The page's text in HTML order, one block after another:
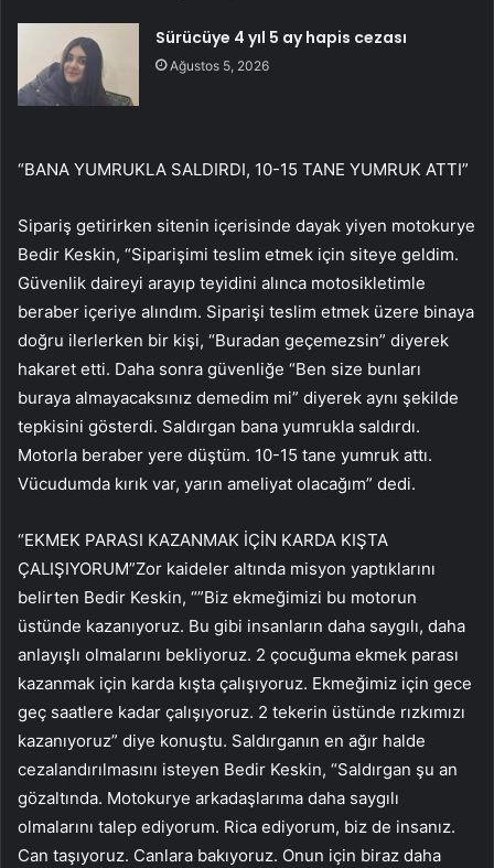
Sürücüye 4 yıl 5 ay hapis cezası
Ağustos 5, 2026
“BANA YUMRUKLA SALDIRDI, 10-15 TANE YUMRUK ATTI”
Sipariş getirirken sitenin içerisinde dayak yiyen motokurye
Bedir Keskin, “Siparişimi teslim etmek için siteye geldim.
Güvenlik daireyi arayıp teyidini alınca motosikletimle
beraber içeriye alındım. Siparişi teslim etmek üzere binaya
doğru ilerlerken bir kişi, “Buradan geçemezsin” diyerek
hakaret etti. Daha sonra güvenliğe “Ben size bunları
buraya almayacaksınız demedim mi” diyerek aynı şekilde
tepkisini gösterdi. Saldırgan bana yumrukla saldırdı.
Motorla beraber yere düştüm. 10-15 tane yumruk attı.
Vücudumda kırık var, yarın ameliyat olacağım” dedi.
“EKMEK PARASI KAZANMAK İÇİN KARDA KIŞTA
ÇALIŞIYORUM”Zor kaideler altında misyon yaptıklarını
belirten Bedir Keskin, “”Biz ekmeğimizi bu motorun
üstünde kazanıyoruz. Bu gibi insanların daha saygılı, daha
anlayışlı olmalarını bekliyoruz. 2 çocuğuma ekmek parası
kazanmak için karda kışta çalışıyoruz. Ekmeğimiz için gece
geç saatlere kadar çalışıyoruz. 2 tekerin üstünde rızkımızı
kazanıyoruz” diye konuştu. Saldırganın en ağır halde
cezalandırılmasını isteyen Bedir Keskin, “Saldırgan şu an
gözaltında. Motokurye arkadaşlarıma daha saygılı
olmalarını talep ediyorum. Rica ediyorum, biz de insanız.
Can taşıyoruz. Canlara bakıyoruz. Onun için biraz daha